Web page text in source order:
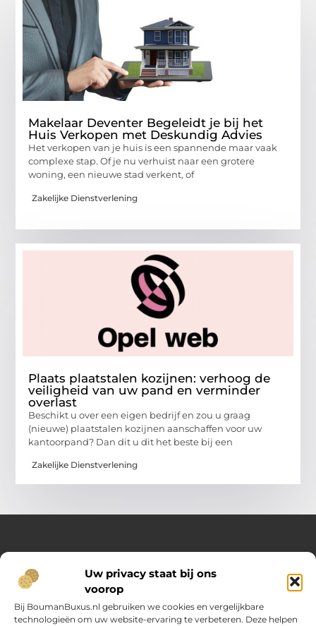
Uw privacy staat bij ons
voorop
Bij BoumanBuxus.nl gebruiken we cookies en vergelijkbare
technologieën om uw website-ervaring te verbeteren. Deze helpen
Makelaar Deventer Begeleidt je bij het
Huis Verkopen met Deskundig Advies
Het verkopen van je huis is een spannende maar vaak
complexe stap. Of je nu verhuist naar een grotere
woning, een nieuwe stad verkent, of
Zakelijke Dienstverlening
Plaats plaatstalen kozijnen: verhoog de
veiligheid van uw pand en verminder
overlast
Beschikt u over een eigen bedrijf en zou u graag
(nieuwe) plaatstalen kozijnen aanschaffen voor uw
kantoorpand? Dan dit u dit het beste bij een
Zakelijke Dienstverlening
Over Opelweb
Jouw startpunt voor handige tips en inspirerende artikelen
Op Opelweb.nl vind je een gevarieerd aanbod aan blogs en
content die je helpen meer uit je dag te halen – van nuttige
adviezen tot verrassende inzichten voor in het dagelijks leven.